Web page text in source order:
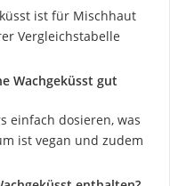
ist für Mischhaut
Vergleichstabelle
Wachgeküsst gut
einfach dosieren, was
ist vegan und zudem